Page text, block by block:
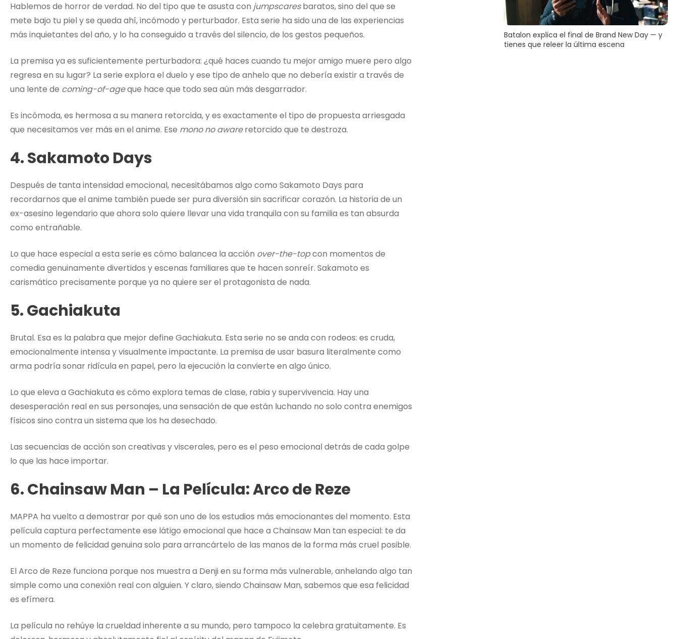
Hablemos de horror de verdad. No del tipo que te asusta con jumpscaresbaratos, sino del que se
mete bajo tu piel y se queda ahí, incómodo y perturbador. Esta serie ha sido una de las experiencias
más inquietantes del año, y lo ha conseguido a través del silencio, de los gestos pequeños.
La premisa ya es suficientemente perturbadora: ¿qué haces cuando tu mejor amigo muere pero algo
regresa en su lugar? La serie explora el duelo y ese tipo de anhelo que no debería existir a través de
una lente de coming-of-ageque hace que todo sea aún más desgarrador.
Es incómoda, es hermosa a su manera retorcida, y es exactamente el tipo de propuesta arriesgada
que necesitamos ver más en el anime. Ese mono no awareretorcido que te destroza.
4. Sakamoto Days
Después de tanta intensidad emocional, necesitábamos algo como Sakamoto Days para
recordarnos que el anime también puede ser pura diversión sin sacrificar corazón. La historia de un
ex-asesino legendario que ahora solo quiere llevar una vida tranquila con su familia es tan absurda
como entrañable.
Lo que hace especial a esta serie es cómo balancea la acción over-the-topcon momentos de
comedia genuinamente divertidos y escenas familiares que te hacen sonreír. Sakamoto es
carismático precisamente porque ya no quiere ser el protagonista de nada.
5. Gachiakuta
Brutal. Esa es la palabra que mejor define Gachiakuta. Esta serie no se anda con rodeos: es cruda,
emocionalmente intensa y visualmente impactante. La premisa de usar basura literalmente como
arma podría sonar ridícula en papel, pero la ejecución la convierte en algo único.
Lo que eleva a Gachiakuta es cómo explora temas de clase, rabia y supervivencia. Hay una
desesperación real en sus personajes, una sensación de que están luchando no solo contra enemigos
físicos sino contra un sistema que los ha desechado.
Las secuencias de acción son creativas y viscerales, pero es el peso emocional detrás de cada golpe
lo que las hace importar.
6. Chainsaw Man – La Película: Arco de Reze
MAPPA ha vuelto a demostrar por qué son uno de los estudios más emocionantes del momento. Esta
película captura perfectamente ese látigo emocional que hace a Chainsaw Man tan especial: te da
un momento de felicidad genuina solo para arrancártelo de las manos de la forma más cruel posible.
El Arco de Reze funciona porque nos muestra a Denji en su forma más vulnerable, anhelando algo tan
simple como una conexión real con alguien. Y claro, siendo Chainsaw Man, sabemos que esa felicidad
es efímera.
La película no rehúye la crueldad inherente a su mundo, pero tampoco la celebra gratuitamente. Es
Batalon explica el final de Brand New Day — y
tienes que releer la última escena